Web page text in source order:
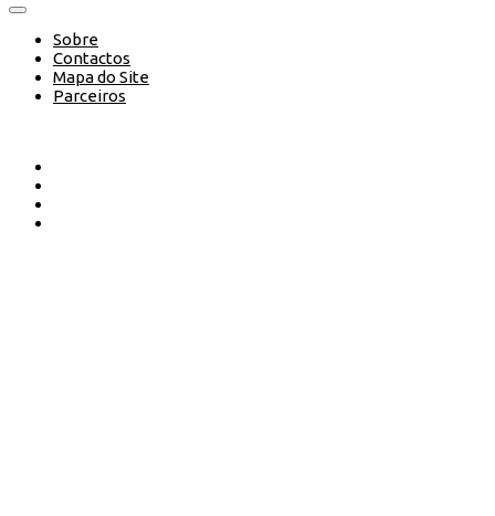
Sobre
Contactos
Mapa do Site
Parceiros